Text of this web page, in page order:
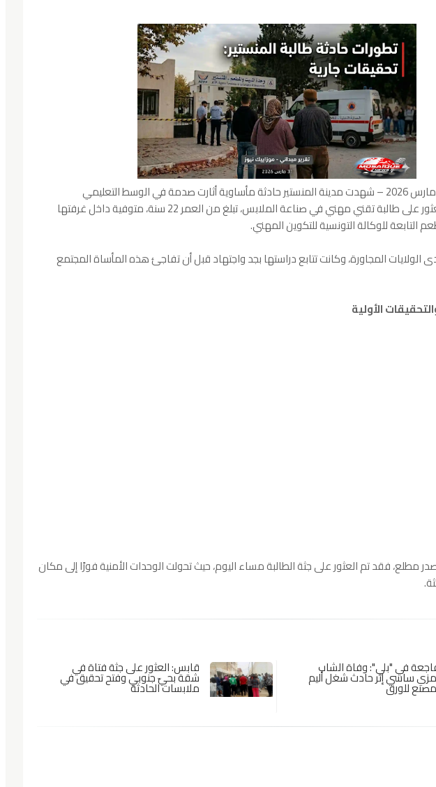
المنستير، الثلاثاء 31 مارس 2026 – شهدت مدينة المنستير حادثة مأساوية أثارت صدمة في الوسط التعليمي
والاجتماعي، بعد العثور على طالبة تقني مهني في صناعة الملابس، تبلغ من العمر 22 سنة، متوفية داخل غرفتها
التابعة للوكالة التونسية للتكوين المهني.
الولايات المجاورة، وكانت تتابع دراستها بجد واجتهاد قبل أن تفاجئ هذه المأساة المجتمع
الأولية
مطلع، فقد تم العثور على جثة الطالبة مساء اليوم، حيث تحولت الوحدات الأمنية فورًا إلى مكان
في "بلي": وفاة الشاب
ساسي إثر حادث شغل أليم
للورق
قابس: العثور على جثة فتاة في
شقة بحيّ جنوبي وفتح تحقيق في
ملابسات الحادثة